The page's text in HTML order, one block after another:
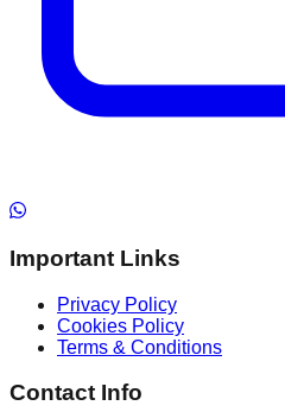
Important Links
Privacy Policy
Cookies Policy
Terms & Conditions
Contact Info